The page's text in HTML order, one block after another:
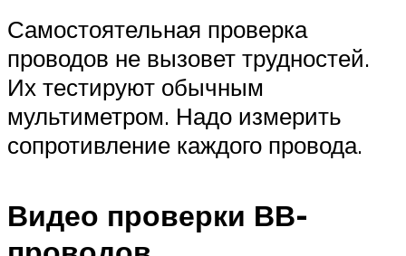
Самостоятельная проверка
проводов не вызовет трудностей.
Их тестируют обычным
мультиметром. Надо измерить
сопротивление каждого провода.
Видео проверки ВВ-